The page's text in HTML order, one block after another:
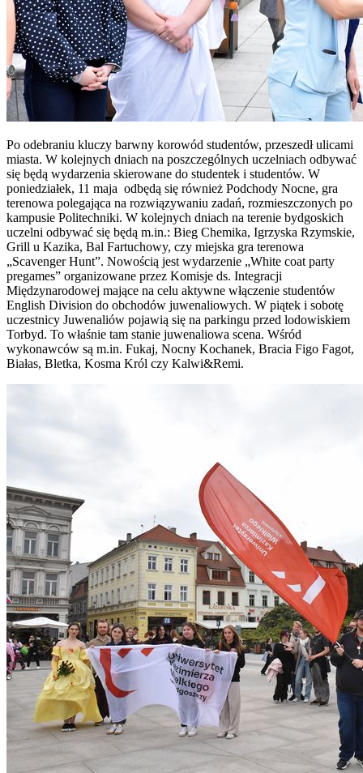
Po odebraniu kluczy barwny korowód studentów, przeszedł ulicami
miasta. W kolejnych dniach na poszczególnych uczelniach odbywać
się będą wydarzenia skierowane do studentek i studentów. W
poniedziałek, 11 maja odbędą się również Podchody Nocne, gra
terenowa polegająca na rozwiązywaniu zadań, rozmieszczonych po
kampusie Politechniki. W kolejnych dniach na terenie bydgoskich
uczelni odbywać się będą m.in.: Bieg Chemika, Igrzyska Rzymskie,
Grill u Kazika, Bal Fartuchowy, czy miejska gra terenowa
„Scavenger Hunt”. Nowością jest wydarzenie „White coat party
pregames” organizowane przez Komisje ds. Integracji
Międzynarodowej mające na celu aktywne włączenie studentów
English Division do obchodów juwenaliowych. W piątek i sobotę
uczestnicy Juwenaliów pojawią się na parkingu przed lodowiskiem
Torbyd. To właśnie tam stanie juwenaliowa scena. Wśród
wykonawców są m.in. Fukaj, Nocny Kochanek, Bracia Figo Fagot,
Białas, Bletka, Kosma Król czy Kalwi&Remi.